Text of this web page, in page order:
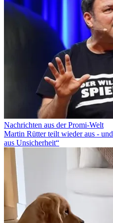
Nachrichten aus der Promi-Welt
Martin Rütter teilt wieder aus -
aus Unsicherheit“